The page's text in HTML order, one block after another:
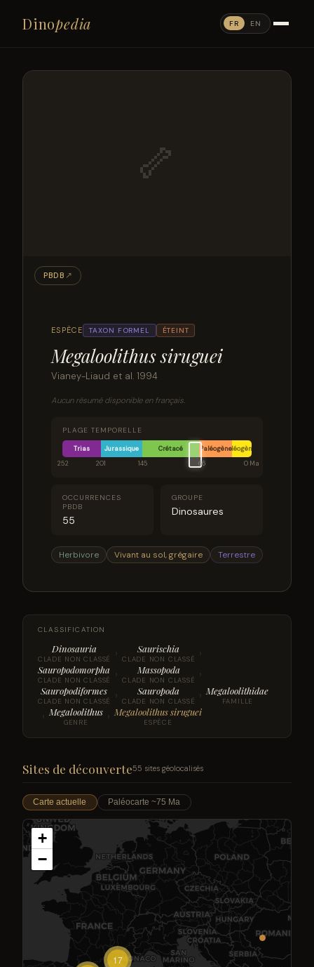
Dinopedia FR EN
ESPÈCE TAXON FORMEL ÉTEINT
Megaloolithus siruguei
Vianey-Liaud et al. 1994
Aucun résumé disponible en français.
PLAGE TEMPORELLE
Trias Jurassique Crétacé PaléogèneNéogène
252
201 145 66 0 Ma
OCCURRENCES
PBDB
55
GROUPE
Dinosaures
Herbivore Vivant au sol, grégaire Terrestre
🦴
PBDB ↗
CLASSIFICATION
Dinosauria
CLADE NON CLASSÉ › Saurischia
CLADE NON CLASSÉ ›
Sauropodomorpha
CLADE NON CLASSÉ › Massopoda
CLADE NON CLASSÉ ›
Sauropodiformes
CLADE NON CLASSÉ › Sauropoda
CLADE NON CLASSÉ › Megaloolithidae
FAMILLE
› Megaloolithus
GENRE › Megaloolithus siruguei
ESPÈCE
Sites de découverte55 sites géolocalisés
Carte actuelle Paléocarte ~75 Ma
17
+
−